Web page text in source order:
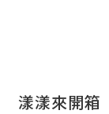
漾漾來開箱